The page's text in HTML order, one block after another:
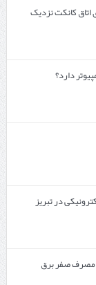
کانکت نزدیک
دارد؟
در تبریز
مصرف صفر برق